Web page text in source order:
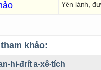
Yên lành,
khảo:
hi-đrít a-xê-tích